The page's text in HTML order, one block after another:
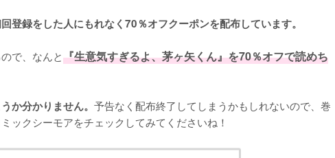
登録をした人にもれなく70％オフクーポンを配布しています。
で、なんと『生意気すぎるよ、茅ヶ矢くん』を70％オフで読めち
か分かりません。 予告なく配布終了してしまうかもしれないので、巻
ックシーモアをチェックしてみてくださいね！